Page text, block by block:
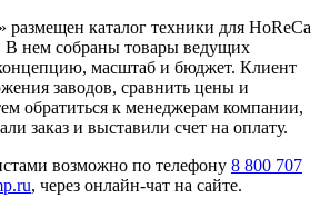
каталог техники для HoReCa
В нем собраны товары ведущих
масштаб и бюджет. Клиент
заводов, сравнить цены и
обратиться к менеджерам компании,
заказ и выставили счет на оплату.
возможно по телефону 8 800 707
, через онлайн-чат на сайте.